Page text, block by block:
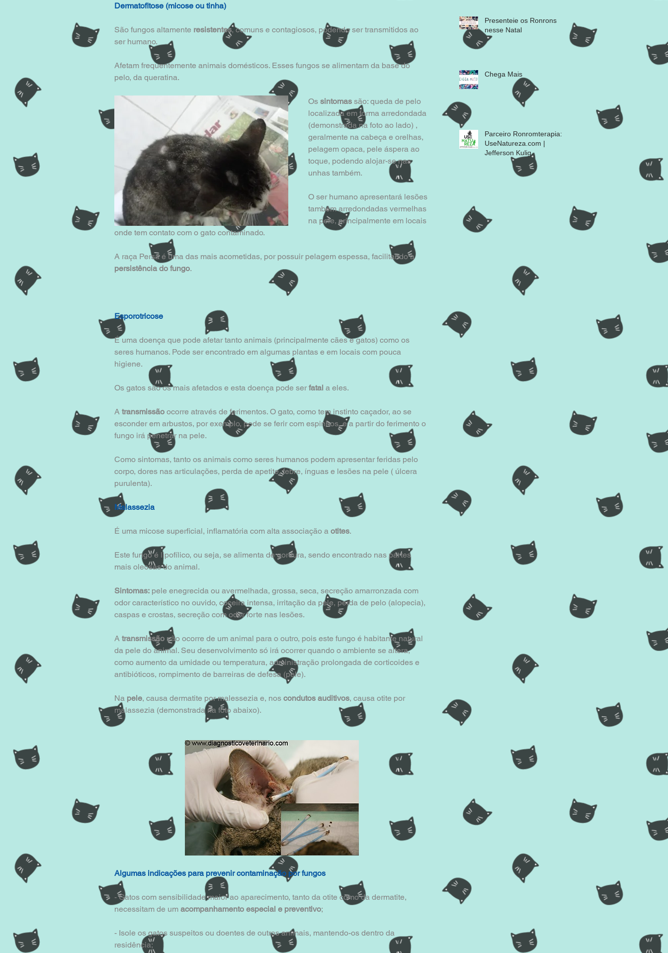
Dermatofitose (micose ou tinha)
São fungos altamente resistentes, comuns e contagiosos, podendo ser transmitidos ao
ser humano.
Afetam frequentemente animais domésticos. Esses fungos se alimentam da base do
pelo, da queratina.
Os sintomas são: queda de pelo
localizada em forma arredondada
(demonstrada na foto ao lado) ,
geralmente na cabeça e orelhas,
pelagem opaca, pele áspera ao
toque, podendo alojar-se nas
unhas também.
O ser humano apresentará lesões
também arredondadas vermelhas
na pele, principalmente em locais
onde tem contato com o gato contaminado.
A raça Persa é uma das mais acometidas, por possuir pelagem espessa, facilitando a
persistência do fungo.
Esporotricose
É uma doença que pode afetar tanto animais (principalmente cães e gatos) como os
seres humanos. Pode ser encontrado em algumas plantas e em locais com pouca
higiene.
Os gatos são os mais afetados e esta doença pode ser fatal a eles.
A transmissão ocorre através de ferimentos. O gato, como tem instinto caçador, ao se
esconder em arbustos, por exemplo, pode se ferir com espinhos, e a partir do ferimento o
fungo irá penetrar na pele.
Como sintomas, tanto os animais como seres humanos podem apresentar feridas pelo
corpo, dores nas articulações, perda de apetite, febre, ínguas e lesões na pele ( úlcera
purulenta).
Malassezia
É uma micose superficial, inflamatória com alta associação a otites.
Este fungo é lipofílico, ou seja, se alimenta de gordura, sendo encontrado nas partes
mais oleosas do animal.
Sintomas: pele enegrecida ou avermelhada, grossa, seca, secreção amarronzada com
odor característico no ouvido, coceira intensa, irritação da pele, perda de pelo (alopecia),
caspas e crostas, secreção com odor forte nas lesões.
A transmissão não ocorre de um animal para o outro, pois este fungo é habitante natural
da pele do animal. Seu desenvolvimento só irá ocorrer quando o ambiente se altera,
como aumento da umidade ou temperatura, administração prolongada de corticoides e
antibióticos, rompimento de barreiras de defesa (pele).
Na pele, causa dermatite por malessezia e, nos condutos auditivos, causa otite por
malassezia (demonstrada na foto abaixo).
Algumas indicações para prevenir contaminação por fungos
- Gatos com sensibilidade maior ao aparecimento, tanto da otite como da dermatite,
necessitam de um acompanhamento especial e preventivo;
- Isole os gatos suspeitos ou doentes de outros animais, mantendo-os dentro da
residência;
Presenteie os Ronrons
nesse Natal
Chega Mais
Parceiro Ronromterapia:
UseNatureza.com |
Jefferson Kulig